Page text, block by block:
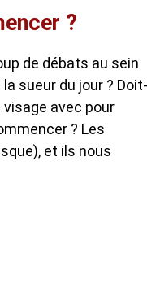
?
de débats au sein
sueur du jour ? Doit-
avec pour
? Les
et ils nous